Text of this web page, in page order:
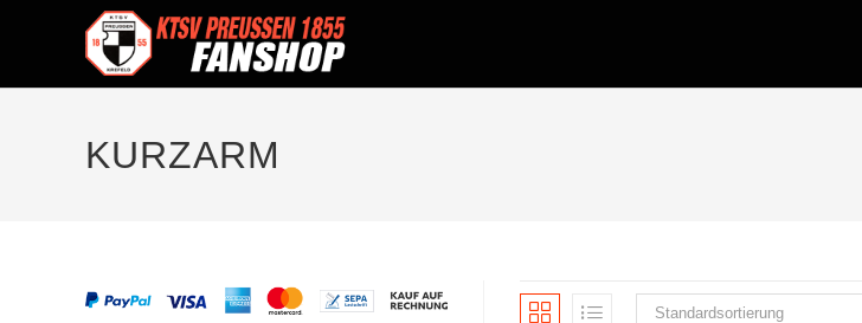
KURZARM
Standardsortierung